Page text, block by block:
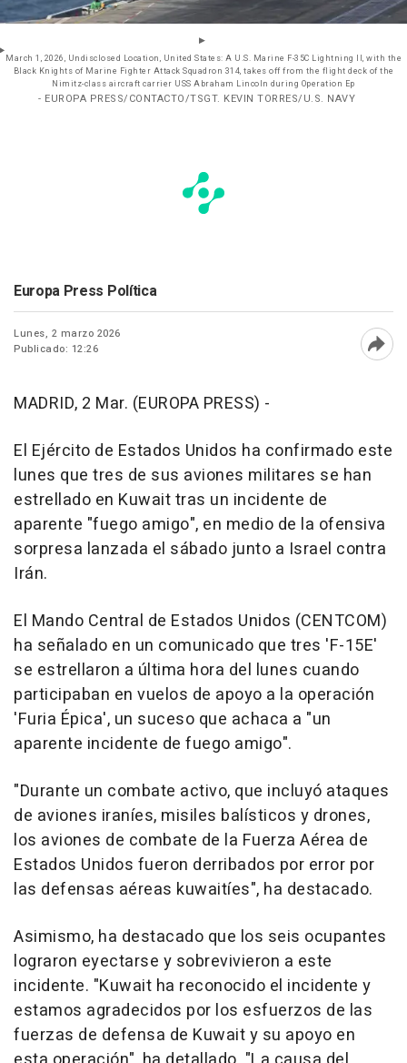
March 1, 2026, Undisclosed Location, United States: A U.S. Marine F-35C Lightning II, with the
Black Knights of Marine Fighter Attack Squadron 314, takes off from the flight deck of the
Nimitz-class aircraft carrier USS Abraham Lincoln during Operation Ep
- EUROPA PRESS/CONTACTO/TSGT. KEVIN TORRES/U.S. NAVY
Europa Press Política
Lunes, 2 marzo 2026
Publicado: 12:26
MADRID, 2 Mar. (EUROPA PRESS) -
El Ejército de Estados Unidos ha confirmado este
lunes que tres de sus aviones militares se han
estrellado en Kuwait tras un incidente de
aparente "fuego amigo", en medio de la ofensiva
sorpresa lanzada el sábado junto a Israel contra
Irán.
El Mando Central de Estados Unidos (CENTCOM)
ha señalado en un comunicado que tres 'F-15E'
se estrellaron a última hora del lunes cuando
participaban en vuelos de apoyo a la operación
'Furia Épica', un suceso que achaca a "un
aparente incidente de fuego amigo".
"Durante un combate activo, que incluyó ataques
de aviones iraníes, misiles balísticos y drones,
los aviones de combate de la Fuerza Aérea de
Estados Unidos fueron derribados por error por
las defensas aéreas kuwaitíes", ha destacado.
Asimismo, ha destacado que los seis ocupantes
lograron eyectarse y sobrevivieron a este
incidente. "Kuwait ha reconocido el incidente y
estamos agradecidos por los esfuerzos de las
fuerzas de defensa de Kuwait y su apoyo en